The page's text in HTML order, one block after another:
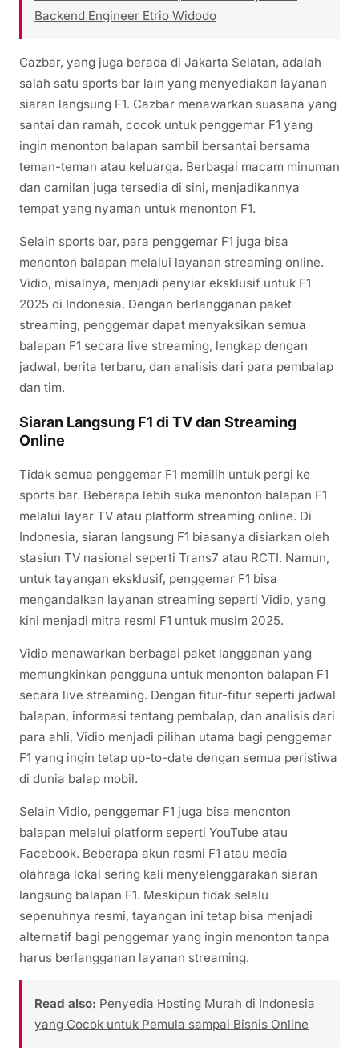
Backend Engineer Etrio Widodo
Cazbar, yang juga berada di Jakarta Selatan, adalah
salah satu sports bar lain yang menyediakan layanan
siaran langsung F1. Cazbar menawarkan suasana yang
santai dan ramah, cocok untuk penggemar F1 yang
ingin menonton balapan sambil bersantai bersama
teman-teman atau keluarga. Berbagai macam minuman
dan camilan juga tersedia di sini, menjadikannya
tempat yang nyaman untuk menonton F1.
Selain sports bar, para penggemar F1 juga bisa
menonton balapan melalui layanan streaming online.
Vidio, misalnya, menjadi penyiar eksklusif untuk F1
2025 di Indonesia. Dengan berlangganan paket
streaming, penggemar dapat menyaksikan semua
balapan F1 secara live streaming, lengkap dengan
jadwal, berita terbaru, dan analisis dari para pembalap
dan tim.
Siaran Langsung F1 di TV dan Streaming
Online
Tidak semua penggemar F1 memilih untuk pergi ke
sports bar. Beberapa lebih suka menonton balapan F1
melalui layar TV atau platform streaming online. Di
Indonesia, siaran langsung F1 biasanya disiarkan oleh
stasiun TV nasional seperti Trans7 atau RCTI. Namun,
untuk tayangan eksklusif, penggemar F1 bisa
mengandalkan layanan streaming seperti Vidio, yang
kini menjadi mitra resmi F1 untuk musim 2025.
Vidio menawarkan berbagai paket langganan yang
memungkinkan pengguna untuk menonton balapan F1
secara live streaming. Dengan fitur-fitur seperti jadwal
balapan, informasi tentang pembalap, dan analisis dari
para ahli, Vidio menjadi pilihan utama bagi penggemar
F1 yang ingin tetap up-to-date dengan semua peristiwa
di dunia balap mobil.
Selain Vidio, penggemar F1 juga bisa menonton
balapan melalui platform seperti YouTube atau
Facebook. Beberapa akun resmi F1 atau media
olahraga lokal sering kali menyelenggarakan siaran
langsung balapan F1. Meskipun tidak selalu
sepenuhnya resmi, tayangan ini tetap bisa menjadi
alternatif bagi penggemar yang ingin menonton tanpa
harus berlangganan layanan streaming.
Read also: Penyedia Hosting Murah di Indonesia
yang Cocok untuk Pemula sampai Bisnis Online